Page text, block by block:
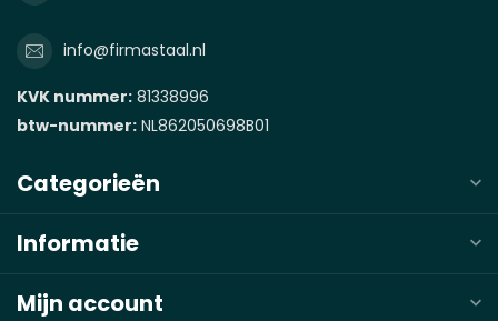
info@firmastaal.nl
KVK nummer: 81338996
btw-nummer: NL862050698B01
Categorieën
Informatie
Mijn account